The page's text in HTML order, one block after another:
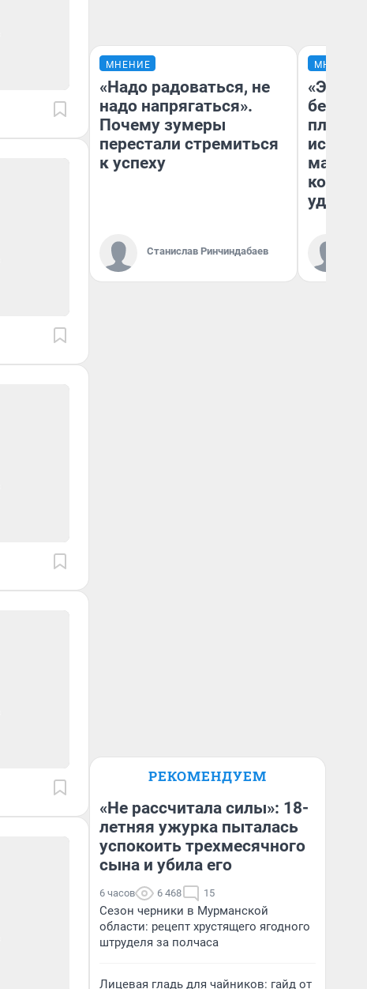
МНЕНИЕ
«Надо радоваться, не
надо напрягаться».
Почему зумеры
перестали стремиться
к успеху
Станислав Ринчиндабаев
МНЕНИЕ
«Это
РЕКОМЕНДУЕМ
«Не рассчитала силы»: 18-
летняя ужурка пыталась
успокоить трехмесячного
сына и убила его
6 часов 6 468 15
Сезон черники в Мурманской
области: рецепт хрустящего ягодного
штруделя за полчаса
Лицевая гладь для чайников: гайд от